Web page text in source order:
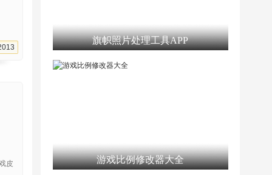
皮
旗帜照片处理工具APP
游戏比例修改器大全